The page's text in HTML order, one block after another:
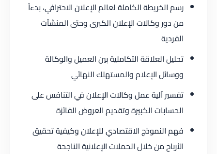
رسم الخريطة الكاملة لعالم الإعلان الاحترافي، بدءاً
من دور وكالات الإعلان الكبرى وحتى المنشآت
الفردية
تحليل العلاقة التكاملية بين العميل والوكالة
ووسائل الإعلام والمستهلك النهائي
تفسير آلية عمل وكالات الإعلان في التنافس على
الحسابات الكبيرة وتقديم العروض الفائزة
فهم النموذج الاقتصادي للإعلان وكيفية تحقيق
الأرباح من خلال الحملات الإعلانية الناجحة